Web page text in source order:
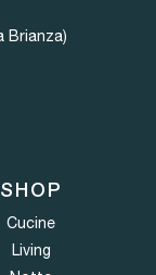
Brianza)
SHOP
Cucine
Living